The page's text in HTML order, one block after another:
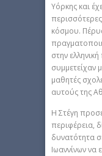
Υόρκης και
κόσμου.
στην
συμμετείχαν
μαθητές
αυτούς της
H Στέγη
περιφέρεια,
δυνατότητα
Ιωαννίνων